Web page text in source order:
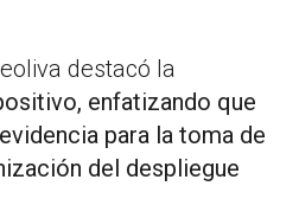
destacó la
enfatizando que
para la toma de
del despliegue